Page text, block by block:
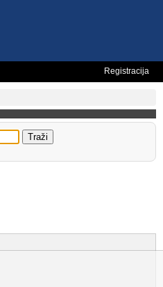
Registracija